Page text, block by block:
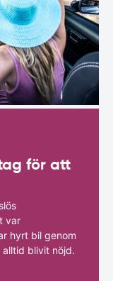
för att
var
hyrt bil genom
blivit nöjd.